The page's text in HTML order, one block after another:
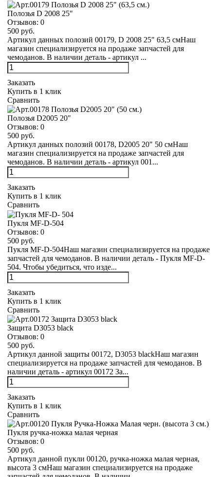
Полозья D 2008 25"
Отзывов: 0
500 руб.
Артикул данных полозий 00179, D 2008 25" 63,5 смНаш
магазин специализируется на продаже запчастей для
чемоданов. В наличии деталь - артикул ...
Заказать
Купить в 1 клик
Сравнить
Полозья D2005 20"
Отзывов: 0
500 руб.
Артикул данных полозий 00178, D2005 20" 50 смНаш
магазин специализируется на продаже запчастей для
чемоданов. В наличии деталь - артикул 001...
Заказать
Купить в 1 клик
Сравнить
Пукля MF-D-504
Отзывов: 0
500 руб.
Пукля MF-D-504Наш магазин специализируется на продаже
запчастей для чемоданов. В наличии деталь - Пукля MF-D-
504. Чтобы убедиться, что изде...
Заказать
Купить в 1 клик
Сравнить
Защита D3053 black
Отзывов: 0
500 руб.
Артикул данной защиты 00172, D3053 blackНаш магазин
специализируется на продаже запчастей для чемоданов. В
наличии деталь - артикул 00172 За...
Заказать
Купить в 1 клик
Сравнить
Пукля ручка-ножка малая черная
Отзывов: 0
500 руб.
Артикул данной пукли 00120, ручка-ножка малая черная,
высота 3 смНаш магазин специализируется на продаже